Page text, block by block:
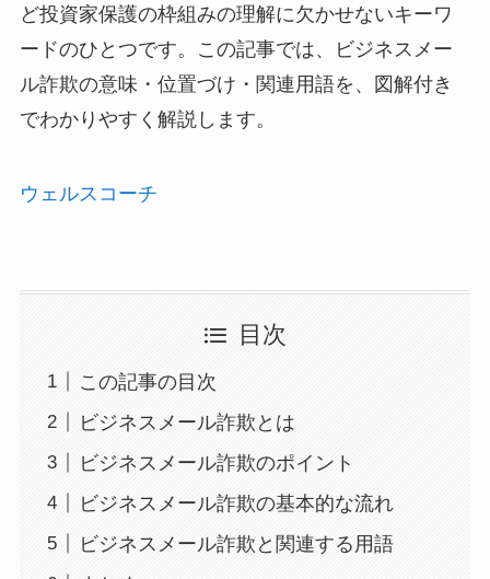
ど投資家保護の枠組みの理解に欠かせないキーワ
ードのひとつです。この記事では、ビジネスメー
ル詐欺の意味・位置づけ・関連用語を、図解付き
でわかりやすく解説します。
ウェルスコーチ
目次
この記事の目次
ビジネスメール詐欺とは
ビジネスメール詐欺のポイント
ビジネスメール詐欺の基本的な流れ
ビジネスメール詐欺と関連する用語